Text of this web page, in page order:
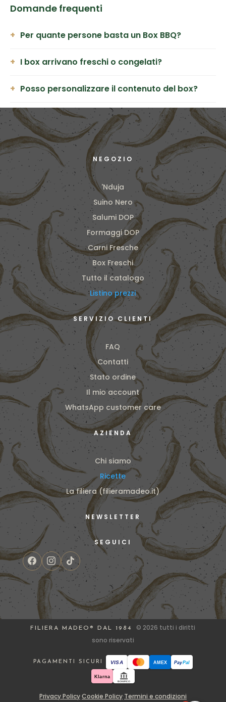
Domande frequenti
Per quante persone basta un Box BBQ?
I box arrivano freschi o congelati?
Posso personalizzare il contenuto del box?
NEGOZIO
'Nduja
Suino Nero
Salumi DOP
Formaggi DOP
Carni Fresche
Box Freschi
Tutto il catalogo
Listino prezzi
SERVIZIO CLIENTI
FAQ
Contatti
Stato ordine
Il mio account
WhatsApp customer care
AZIENDA
Chi siamo
Ricette
La filiera (filieramadeo.it)
NEWSLETTER
SEGUICI
FILIERA MADEO® DAL 1984
© 2026 tutti i diritti
sono riservati
PAGAMENTI SICURI VISA AMEX PayPal
Klarna
BONIFICO
Privacy Policy·Cookie Policy·Termini e condizioni